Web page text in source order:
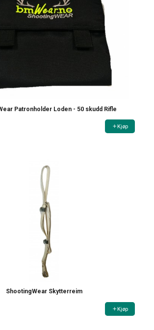
Patronholder Loden - 50 skudd Rifle
Kjøp
ShootingWear Skytterreim
Kjøp